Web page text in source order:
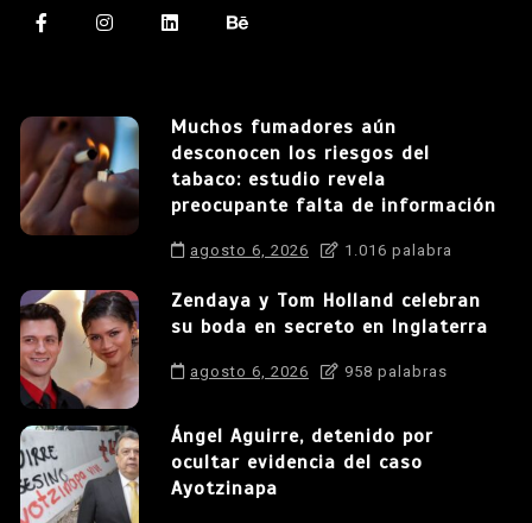
Muchos fumadores aún
desconocen los riesgos del
tabaco: estudio revela
preocupante falta de información
agosto 6, 2026 1.016 palabra
Zendaya y Tom Holland celebran
su boda en secreto en Inglaterra
agosto 6, 2026 958 palabras
Ángel Aguirre, detenido por
ocultar evidencia del caso
Ayotzinapa